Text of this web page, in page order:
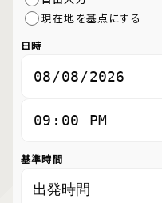
現在地を基点にする
日時
基準時間